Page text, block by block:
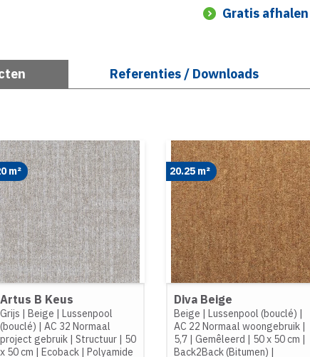
Gratis afhalen
Referenties / Downloads
m²
Artus B Keus
Grijs | Beige | Lussenpool
(bouclé) | AC 32 Normaal
project gebruik| Structuur| 50
x 50 cm | Ecoback| Polyamide
20.25 m²
Diva Beige
Beige |Lussenpool (bouclé) |
AC 22 Normaal woongebruik |
5,7 |Gemêleerd | 50 x 50 cm |
Back2Back (Bitumen) |